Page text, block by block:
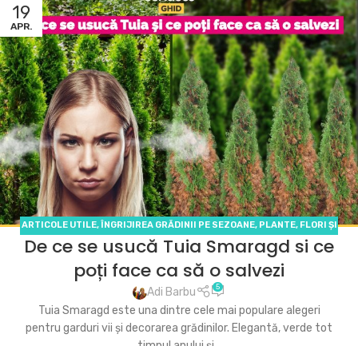
19
APR.
ARTICOLE UTILE, ÎNGRIJIREA GRĂDINII PE SEZOANE, PLANTE, FLORI ȘI
ARBUȘTI
De ce se usucă Tuia Smaragd si ce
poți face ca să o salvezi
Adi Barbu 5
Tuia Smaragd este una dintre cele mai populare alegeri
pentru garduri vii și decorarea grădinilor. Elegantă, verde tot